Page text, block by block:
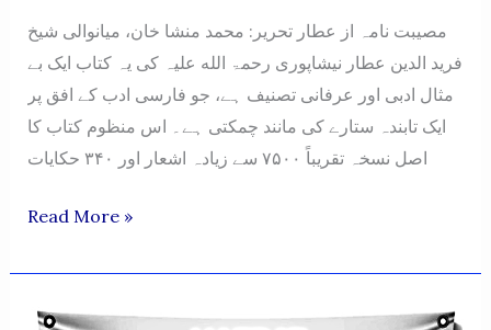
مصیبت نامہ از عطار تحریر: محمد منشا خان، میانوالی شیخ
فرید الدین عطار نیشاپوری رحمۃ الله علیہ کی یہ کتاب ایک بے
مثال ادبی اور عرفانی تصنیف ہے، جو فارسی ادب کے افق پر
ایک تابندہ ستارے کی مانند چمکتی ہے۔ اس منظوم کتاب کا
اصل نسخہ تقریباً ۷۵۰۰ سے زیادہ اشعار اور ۳۴۰ حکایات
MUSEEBAT
AZ
ATTAAR
Read More »